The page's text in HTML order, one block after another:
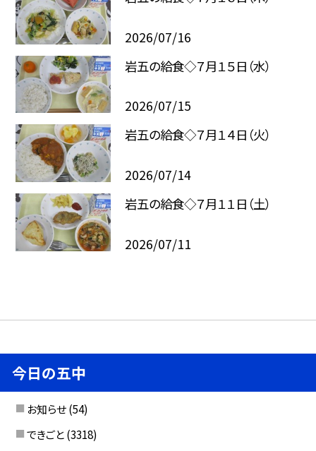
2026/07/16
岩五の給食◇７月１５日（水）
2026/07/15
岩五の給食◇７月１４日（火）
2026/07/14
岩五の給食◇７月１１日（土）
2026/07/11
今日の五中
お知らせ (54)
できごと (3318)